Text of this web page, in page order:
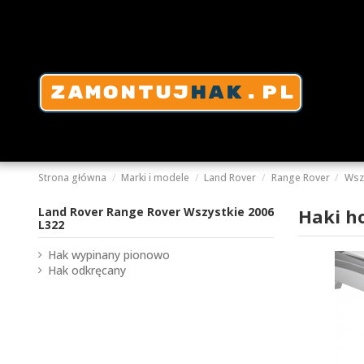
Strona główna Marki i modele Land Rover Range Rover
Haki
Land Rover Range Rover Wszystkie 2006
L322
Hak wypinany pionowo
Hak odkręcany